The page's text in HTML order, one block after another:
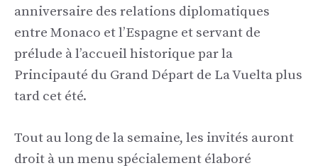
anniversaire des relations diplomatiques
entre Monaco et l’Espagne et servant de
prélude à l’accueil historique par la
Principauté du Grand Départ de La Vuelta plus
tard cet été.
Tout au long de la semaine, les invités auront
droit à un menu spécialement élaboré